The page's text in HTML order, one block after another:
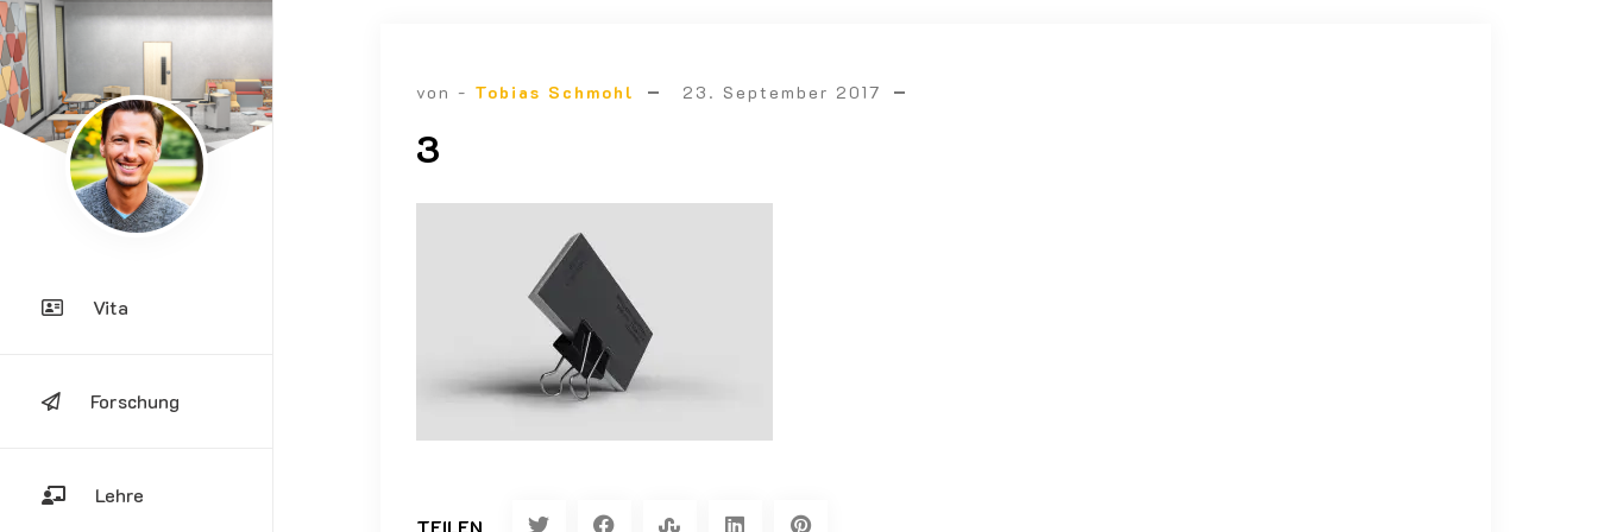
Vita
Forschung
Lehre
von - Tobias Schmohl 23. September 2017
3
TEILEN